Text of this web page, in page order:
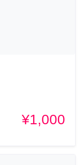
¥1,000